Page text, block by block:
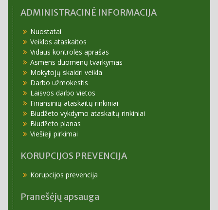
ADMINISTRACINĖ INFORMACIJA
Nuostatai
Veiklos ataskaitos
Vidaus kontrolės aprašas
Asmens duomenų tvarkymas
Mokytojų skaidri veikla
Darbo užmokestis
Laisvos darbo vietos
Finansinių ataskaitų rinkiniai
Biudžeto vykdymo ataskaitų rinkiniai
Biudžeto planas
Viešieji pirkimai
KORUPCIJOS PREVENCIJA
Korupcijos prevencija
Pranešėjų apsauga